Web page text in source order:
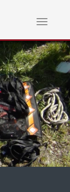
Toggle